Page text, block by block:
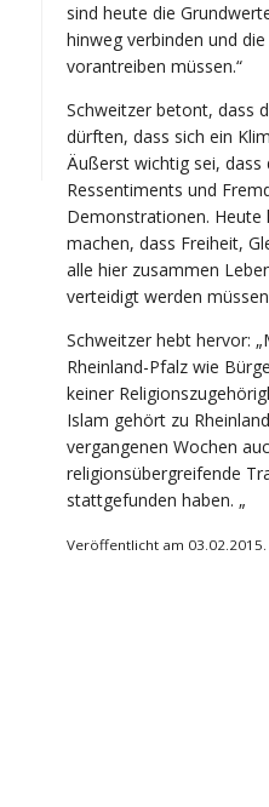
sind heute die
hinweg verbinden und
vorantreiben müssen.“
Schweitzer betont, dass
dürften, dass sich ein
Äußerst wichtig sei, dass
Ressentiments und
Demonstrationen. Heute
machen, dass Freiheit,
alle hier zusammen
verteidigt werden
Schweitzer hebt hervor:
Rheinland-Pfalz wie
keiner
Islam gehört zu
vergangenen Wochen
religionsübergreifende
stattgefunden haben. „
Veröffentlicht am 03.02.2015.